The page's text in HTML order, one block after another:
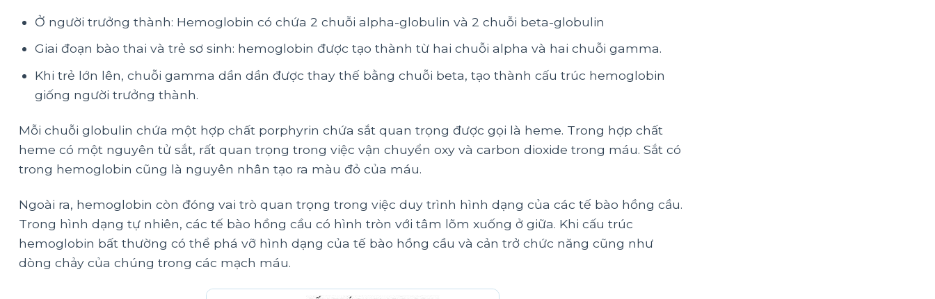
Ở người trưởng thành: Hemoglobin có chứa 2 chuỗi alpha-globulin và 2 chuỗi beta-globulin
Giai đoạn bào thai và trẻ sơ sinh: hemoglobin được tạo thành từ hai chuỗi alpha và hai chuỗi gamma.
Khi trẻ lớn lên, chuỗi gamma dần dần được thay thế bằng chuỗi beta, tạo thành cấu trúc hemoglobin
giống người trưởng thành.
Mỗi chuỗi globulin chứa một hợp chất porphyrin chứa sắt quan trọng được gọi là heme. Trong hợp chất
heme có một nguyên tử sắt, rất quan trọng trong việc vận chuyển oxy và carbon dioxide trong máu. Sắt có
trong hemoglobin cũng là nguyên nhân tạo ra màu đỏ của máu.
Ngoài ra, hemoglobin còn đóng vai trò quan trọng trong việc duy trình hình dạng của các tế bào hồng cầu.
Trong hình dạng tự nhiên, các tế bào hồng cầu có hình tròn với tâm lõm xuống ở giữa. Khi cấu trúc
hemoglobin bất thường có thể phá vỡ hình dạng của tế bào hồng cầu và cản trở chức năng cũng như
dòng chảy của chúng trong các mạch máu.